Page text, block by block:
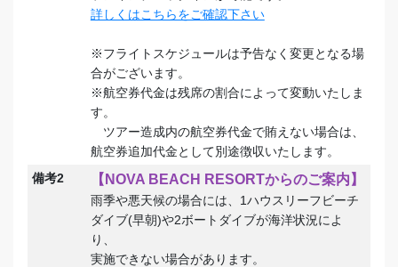
詳しくはこちらをご確認下さい
※フライトスケジュールは予告なく変更となる場
合がございます。
※航空券代金は残席の割合によって変動いたしま
す。
ツアー造成内の航空券代金で賄えない場合は、
航空券追加代金として別途徴収いたします。
備考2
【NOVA BEACH RESORTからのご案内】
雨季や悪天候の場合には、1ハウスリーフビーチ
ダイブ(早朝)や2ボートダイブが海洋状況によ
り、
実施できない場合があります。